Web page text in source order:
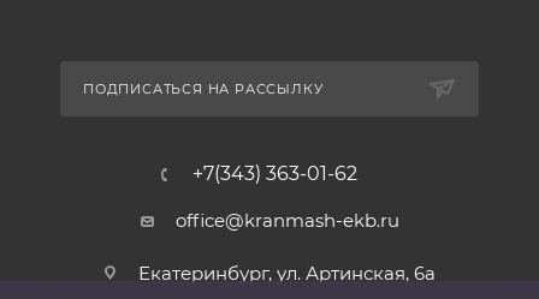
ПОДПИСАТЬСЯ НА РАССЫЛКУ
+7(343) 363-01-62
office@kranmash-ekb.ru
Екатеринбург, ул. Артинская, 6а